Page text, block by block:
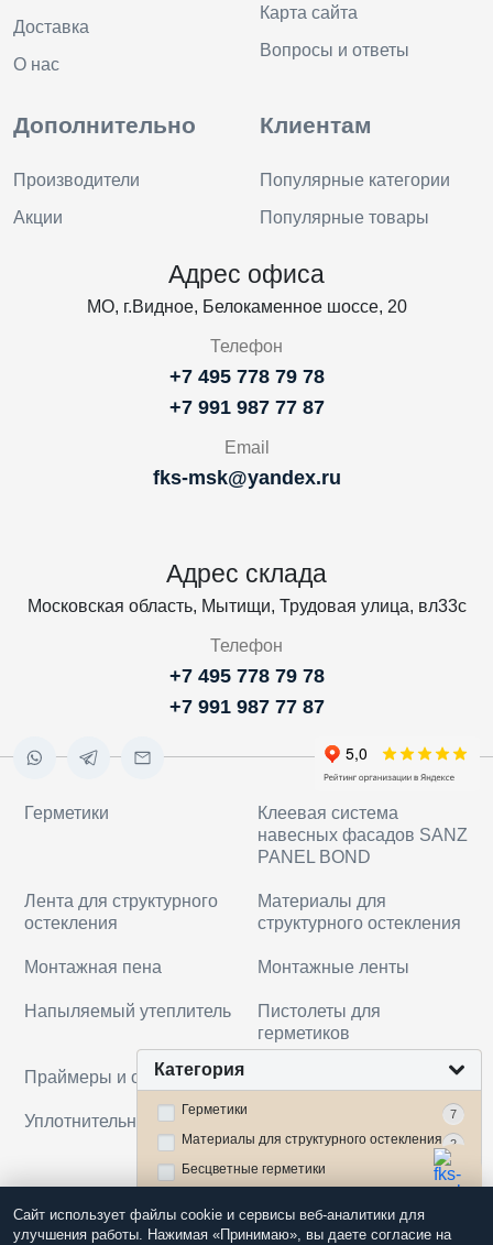
Цена
Производители
KCC 7
Черный 4
Категория
Герметики 7
Материалы для структурного остекления 2
Бесцветные герметики 3
Герметики для вклейки 1
Доставка
О нас
Карта сайта
Вопросы и ответы
Дополнительно
Производители
Акции
Клиентам
Популярные категории
Популярные товары
Адрес офиса
МО, г.Видное, Белокаменное шоссе, 20
Телефон
+7 495 778 79 78
+7 991 987 77 87
Email
fks-msk@yandex.ru
Адрес склада
Московская область, Мытищи, Трудовая улица, вл33с
Телефон
+7 495 778 79 78
+7 991 987 77 87
Герметики
Клеевая система
навесных фасадов SANZ
PANEL BOND
Лента для структурного
остекления
Материалы для
структурного остекления
Монтажная пена Монтажные ленты
Напыляемый утеплитель
Пистолеты для
герметиков
Праймеры и очистители
Уплотнительный шнур
материал на основе
ЭПДМ EPDM мембрана
Сайт использует файлы cookie и сервисы веб-аналитики для
улучшения работы. Нажимая «Принимаю», вы даете согласие на